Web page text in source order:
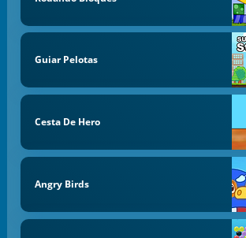
Guiar Pelotas
Cesta De Hero
Angry Birds